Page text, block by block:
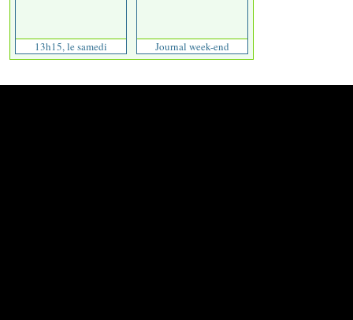
13h15, le samedi Journal week-end